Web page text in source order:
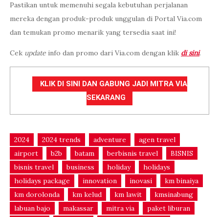
Pastikan untuk memenuhi segala kebutuhan perjalanan
mereka dengan produk-produk unggulan di Portal Via.com
dan temukan promo menarik yang tersedia saat ini!
Cek update info dan promo dari Via.com dengan klik di sini.
KLIK DI SINI DAN GABUNG JADI MITRA VIA
SEKARANG
2024 2024 trends adventure
agen travel
airport
b2b batam berbisnis travel
BISNIS
bisnis travel
business holiday
holidays
holidays package
innovation inovasi
km binaiya
km dorolonda
km kelud km lawit
kmsinabung
labuan bajo
makassar mitra via
paket liburan